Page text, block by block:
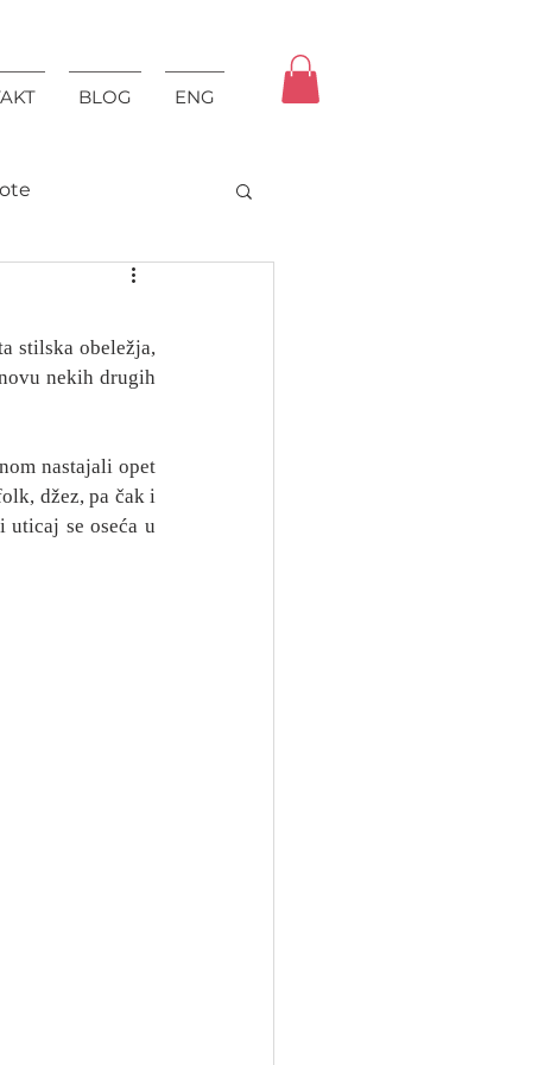
BLOG ENG
stilska obeležja,
nekih drugih
nastajali opet
džez, pa čak i
se oseća u